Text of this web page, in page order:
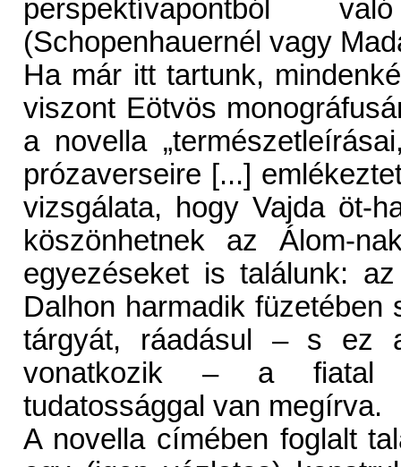
perspektívapontból
(Schopenhauernél vagy
Ha már itt tartunk,
viszont Eötvös
a novella
prózaverseire [...]
vizsgálata, hogy Vajda öt-
köszönhetnek az Álom-
egyezéseket is találunk:
Dalhon harmadik füzetében
tárgyát, ráadásul – s ez
vonatkozik – a fiatal
tudatossággal van megírva.
A novella címében foglalt